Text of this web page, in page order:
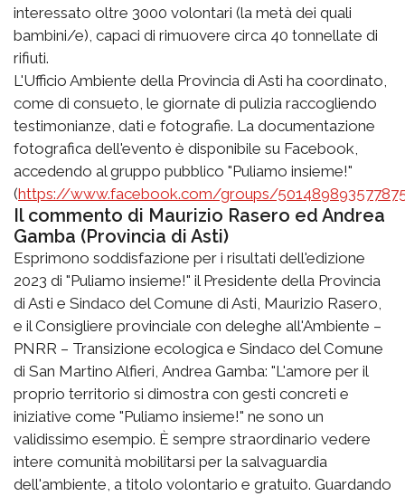
interessato oltre 3000 volontari (la metà dei quali
bambini/e), capaci di rimuovere circa 40 tonnellate di
rifiuti.
L'Ufficio Ambiente della Provincia di Asti ha coordinato,
come di consueto, le giornate di pulizia raccogliendo
testimonianze, dati e fotografie. La documentazione
fotografica dell'evento è disponibile su Facebook,
accedendo al gruppo pubblico "Puliamo insieme!"
(https://www.facebook.com/groups/
Il commento di Maurizio Rasero ed Andrea
Gamba (Provincia di Asti)
Esprimono soddisfazione per i risultati dell'edizione
2023 di "Puliamo insieme!" il Presidente della Provincia
di Asti e Sindaco del Comune di Asti, Maurizio Rasero,
e il Consigliere provinciale con deleghe all'Ambiente –
PNRR – Transizione ecologica e Sindaco del Comune
di San Martino Alfieri, Andrea Gamba: "L'amore per il
proprio territorio si dimostra con gesti concreti e
iniziative come "Puliamo insieme!" ne sono un
validissimo esempio. È sempre straordinario vedere
intere comunità mobilitarsi per la salvaguardia
dell'ambiente, a titolo volontario e gratuito. Guardando